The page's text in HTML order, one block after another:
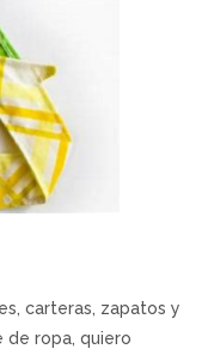
carteras, zapatos y
de ropa, quiero